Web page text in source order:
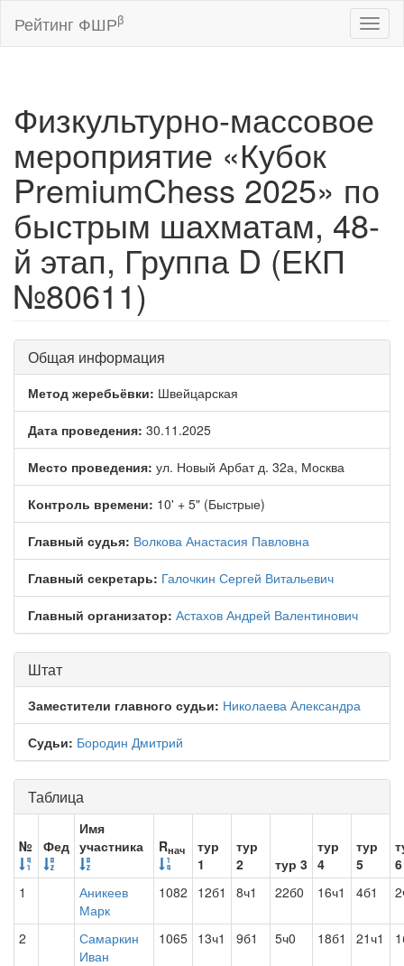
Рейтинг ФШРβ
Физкультурно-массовое
мероприятие «Кубок
PremiumChess 2025» по
быстрым шахматам, 48-
й этап, Группа D (ЕКП
№80611)
Общая информация
Метод жеребьёвки: Швейцарская
Дата проведения: 30.11.2025
Место проведения: ул. Новый Арбат д. 32а, Москва
Контроль времени: 10' + 5" (Быстрые)
Главный судья: Волкова Анастасия Павловна
Главный секретарь: Галочкин Сергей Витальевич
Главный организатор: Астахов Андрей Валентинович
Штат
Заместители главного судьи: Николаева Александра
Судьи: Бородин Дмитрий
Таблица
№ Фед
Имя
участника
Rнач
тур
1
тур
2
тур 3
тур
4
тур
5
6
1
Аникеев
Марк
1082 12б1 8ч1 22б0 16ч1 4б1
2
Самаркин
Иван
1065 13ч1 9б1 5ч0 18б1 21ч1